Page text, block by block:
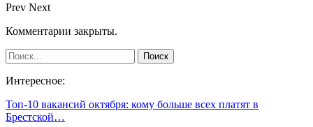
Prev Next
Комментарии закрыты.
Интересное:
Топ-10 вакансий октября: кому больше всех платят в
Брестской…